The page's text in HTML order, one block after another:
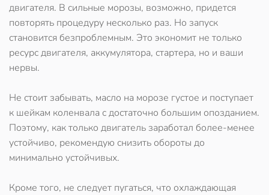
двигателя. В сильные морозы, возможно, придется
повторять процедуру несколько раз. Но запуск
становится безпроблемным. Это экономит не только
ресурс двигателя, аккумулятора, стартера, но и ваши
нервы.
Не стоит забывать, масло на морозе густое и поступает
к шейкам коленвала с достаточно большим опозданием.
Поэтому, как только двигатель заработал более-менее
устойчиво, рекомендую снизить обороты до
минимально устойчивых.
Кроме того, не следует пугаться, что охлаждающая